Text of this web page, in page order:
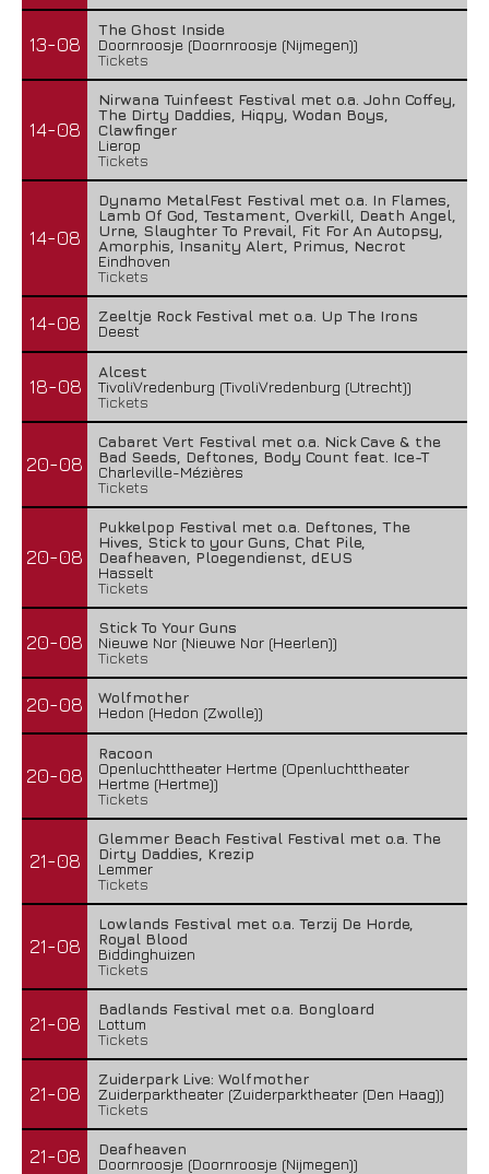
13-08
The Ghost Inside
Doornroosje (Doornroosje (Nijmegen))
Tickets
14-08
Nirwana Tuinfeest Festival met o.a. John Coffey,
The Dirty Daddies, Hiqpy, Wodan Boys,
Clawfinger
Lierop
Tickets
14-08
Dynamo MetalFest Festival met o.a. In Flames,
Lamb Of God, Testament, Overkill, Death Angel,
Urne, Slaughter To Prevail, Fit For An Autopsy,
Amorphis, Insanity Alert, Primus, Necrot
Eindhoven
Tickets
14-08
Zeeltje Rock Festival met o.a. Up The Irons
Deest
18-08
Alcest
TivoliVredenburg (TivoliVredenburg (Utrecht))
Tickets
20-08
Cabaret Vert Festival met o.a. Nick Cave & the
Bad Seeds, Deftones, Body Count feat. Ice-T
Charleville-Mézières
Tickets
20-08
Pukkelpop Festival met o.a. Deftones, The
Hives, Stick to your Guns, Chat Pile,
Deafheaven, Ploegendienst, dEUS
Hasselt
Tickets
20-08
Stick To Your Guns
Nieuwe Nor (Nieuwe Nor (Heerlen))
Tickets
20-08
Wolfmother
Hedon (Hedon (Zwolle))
20-08
Racoon
Openluchttheater Hertme (Openluchttheater
Hertme (Hertme))
Tickets
21-08
Glemmer Beach Festival Festival met o.a. The
Dirty Daddies, Krezip
Lemmer
Tickets
21-08
Lowlands Festival met o.a. Terzij De Horde,
Royal Blood
Biddinghuizen
Tickets
21-08
Badlands Festival met o.a. Bongloard
Lottum
Tickets
21-08
Zuiderpark Live: Wolfmother
Zuiderparktheater (Zuiderparktheater (Den Haag))
Tickets
21-08
Deafheaven
Doornroosje (Doornroosje (Nijmegen))